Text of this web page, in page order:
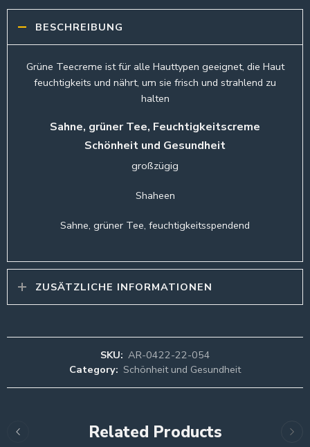
BESCHREIBUNG
Grüne Teecreme ist für alle Hauttypen geeignet, die Haut
feuchtigkeits und nährt, um sie frisch und strahlend zu
halten
Sahne, grüner Tee, Feuchtigkeitscreme
Schönheit und Gesundheit
großzügig
Shaheen
Sahne, grüner Tee, feuchtigkeitsspendend
ZUSÄTZLICHE INFORMATIONEN
SKU: AR-0422-22-054
Category: Schönheit und Gesundheit
Related Products